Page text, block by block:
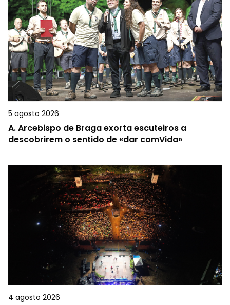
5 agosto 2026
A.Arcebispo de Braga exorta escuteiros a
descobrirem o sentido de «dar comVida»
4 agosto 2026